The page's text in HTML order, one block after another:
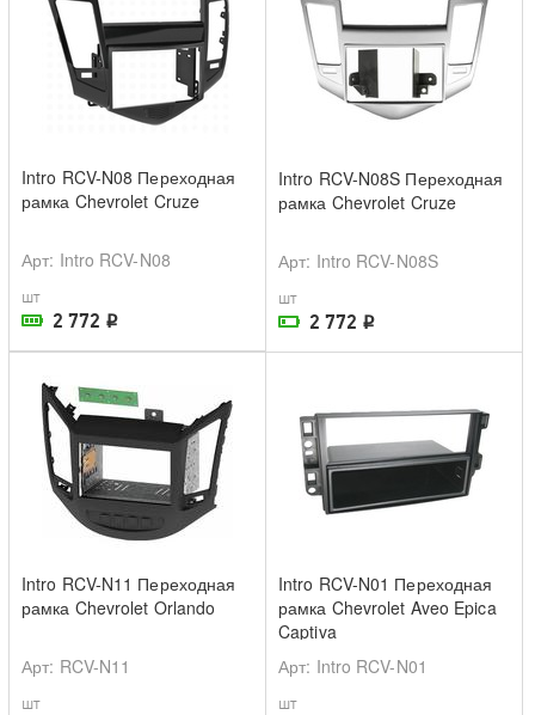
В наличии в магазине
Intro RCV-N08 Переходная
рамка Chevrolet Cruze
Арт: Intro RCV-N08
шт
2 772 i На складе поставщика
Intro RCV-N08S Переходная
рамка Chevrolet Cruze
Арт: Intro RCV-N08S
шт
2 772 i
Intro RCV-N11 Переходная
рамка Chevrolet Orlando
Арт: RCV-N11
шт
Intro RCV-N01 Переходная
рамка Chevrolet Aveo Epica
Captiva
Арт: Intro RCV-N01
шт